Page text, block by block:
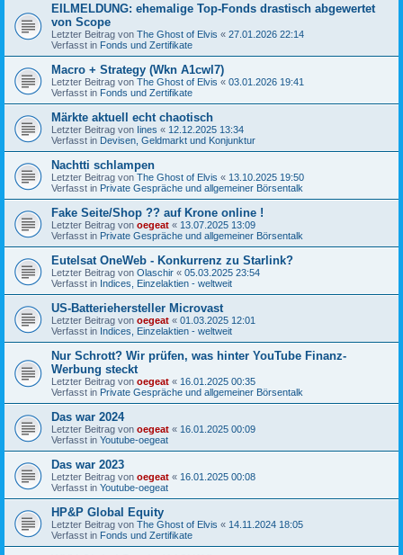
EILMELDUNG: ehemalige Top-Fonds drastisch abgewertet
von Scope
Letzter Beitrag von The Ghost of Elvis « 27.01.2026 22:14
Verfasst in Fonds und Zertifikate
Macro + Strategy (Wkn A1cwl7)
Letzter Beitrag von The Ghost of Elvis « 03.01.2026 19:41
Verfasst in Fonds und Zertifikate
Märkte aktuell echt chaotisch
Letzter Beitrag von Iines « 12.12.2025 13:34
Verfasst in Devisen, Geldmarkt und Konjunktur
Nachtti schlampen
Letzter Beitrag von The Ghost of Elvis « 13.10.2025 19:50
Verfasst in Private Gespräche und allgemeiner Börsentalk
Fake Seite/Shop ?? auf Krone online !
Letzter Beitrag von oegeat « 13.07.2025 13:09
Verfasst in Private Gespräche und allgemeiner Börsentalk
Eutelsat OneWeb - Konkurrenz zu Starlink?
Letzter Beitrag von Olaschir « 05.03.2025 23:54
Verfasst in Indices, Einzelaktien - weltweit
US-Batteriehersteller Microvast
Letzter Beitrag von oegeat « 01.03.2025 12:01
Verfasst in Indices, Einzelaktien - weltweit
Nur Schrott? Wir prüfen, was hinter YouTube Finanz-
Werbung steckt
Letzter Beitrag von oegeat « 16.01.2025 00:35
Verfasst in Private Gespräche und allgemeiner Börsentalk
Das war 2024
Letzter Beitrag von oegeat « 16.01.2025 00:09
Verfasst in Youtube-oegeat
Das war 2023
Letzter Beitrag von oegeat « 16.01.2025 00:08
Verfasst in Youtube-oegeat
HP&P Global Equity
Letzter Beitrag von The Ghost of Elvis « 14.11.2024 18:05
Verfasst in Fonds und Zertifikate